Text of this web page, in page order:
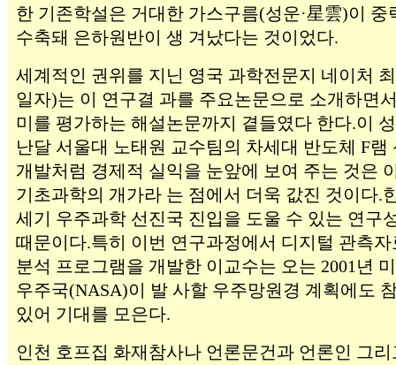
한 기존학설은 거대한 가스구름(성운·星雲)이 중
수축돼 은하원반이 생 겨났다는 것이었다.
세계적인 권위를 지닌 영국 과학전문지 네이처
일자)는 이 연구결 과를 주요논문으로 소개하면
미를 평가하는 해설논문까지 곁들였다 한다.이
난달 서울대 노태원 교수팀의 차세대 반도체 F램
개발처럼 경제적 실익을 눈앞에 보여 주는 것은
기초과학의 개가라 는 점에서 더욱 값진 것이다.
세기 우주과학 선진국 진입을 도울 수 있는 연구
때문이다.특히 이번 연구과정에서 디지털 관측자
분석 프로그램을 개발한 이교수는 오는 2001년
우주국(NASA)이 발 사할 우주망원경 계획에도
있어 기대를 모은다.
인천 호프집 화재참사나 언론문건과 언론인 그